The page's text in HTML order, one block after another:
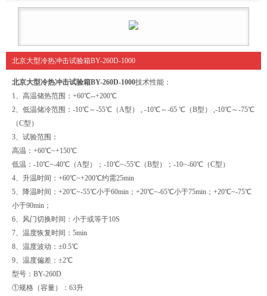
北京大型冷热冲击试验箱BY-260D-1000
北京大型冷热冲击试验箱BY-260D-1000技术性能：
1、高温储热范围：+60℃--+200℃
2、低温储冷范围：-10℃～-55℃（A型） , -10℃～-65 ℃（B型） ,-10℃～-75℃
（C型）
3、试验范围：
高温：+60℃~+150℃
低温：-10℃~-40℃（A型）；-10℃~-55℃（B型）；-10~-60℃（C型）
4、升温时间：+60℃~+200℃约需25min
5、降温时间：+20℃~-55℃小于60min；+20℃~-65℃小于75min；+20℃~-75℃
小于90min；
6、风门切换时间：小于或等于10S
7、温度恢复时间：5min
8、温度波动：±0.5℃
9、温度偏差：±2℃
型号：BY-260D
①规格（容量）：63升